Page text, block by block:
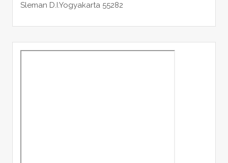
Sleman D.I.Yogyakarta 55282